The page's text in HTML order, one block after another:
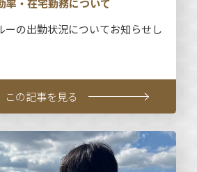
率・在宅勤務について
ーの出勤状況についてお知らせし
この記事を見る